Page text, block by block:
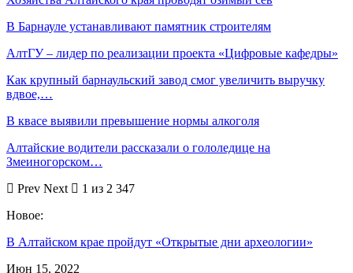
В Барнауле устанавливают памятник строителям
АлтГУ – лидер по реализации проекта «Цифровые кафедры»
Как крупный барнаульский завод смог увеличить выручку
вдвое,…
В квасе выявили превышение нормы алкоголя
Алтайские водители рассказали о гололедице на
Змеиногорском…
Prev Next
1 из 2 347
Новое:
В Алтайском крае пройдут «Открытые дни археологии»
Июн 15, 2022